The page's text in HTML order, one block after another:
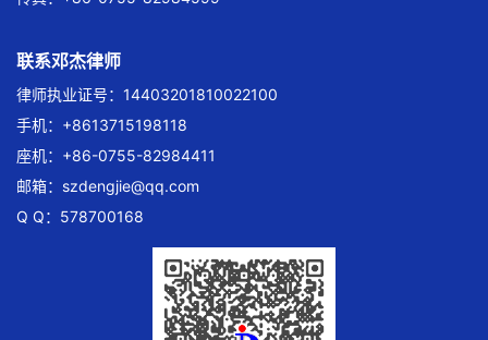
联系邓杰律师
律师执业证号：14403201810022100
手机：+8613715198118
座机：+86-0755-82984411
邮箱： szdengjie@qq.com
Q Q：578700168